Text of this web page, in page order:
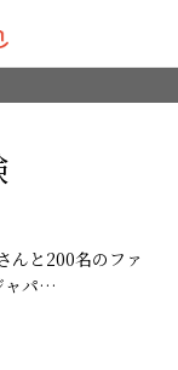
んと200名のファ
ャパ…